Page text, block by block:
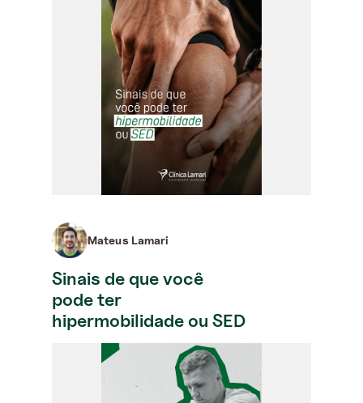
Mateus Lamari
Sinais de que você
pode ter
hipermobilidade ou SED